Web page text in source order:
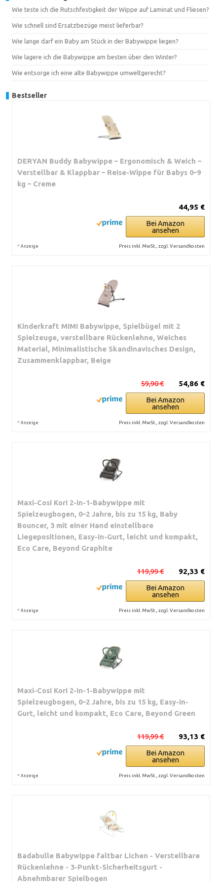
Wie teste ich die Rutschfestigkeit der Wippe auf Laminat und Fliesen?
Wie schnell sind Ersatzbezüge meist lieferbar?
Wie lange darf ein Baby am Stück in der Babywippe liegen?
Wie lagere ich die Babywippe am besten über den Winter?
Wie entsorge ich eine alte Babywippe umweltgerecht?
Bestseller
DERYAN Buddy Babywippe – Ergonomisch & Weich –
Verstellbar & Klappbar – Reise-Wippe für Babys 0–9
kg – Creme
44,95 €
Bei Amazon
ansehen
* Anzeige Preis inkl. MwSt., zzgl. Versandkosten
Kinderkraft MIMI Babywippe, Spielbügel mit 2
Spielzeuge, verstellbare Rückenlehne, Weiches
Material, Minimalistische Skandinavisches Design,
Zusammenklappbar, Beige
54,86 €
59,90 €
Bei Amazon
ansehen
* Anzeige Preis inkl. MwSt., zzgl. Versandkosten
Maxi-Cosi Kori 2-in-1-Babywippe mit
Spielzeugbogen, 0–2 Jahre, bis zu 15 kg, Baby
Bouncer, 3 mit einer Hand einstellbare
Liegepositionen, Easy-in-Gurt, leicht und kompakt,
Eco Care, Beyond Graphite
92,33 €
119,99 €
Bei Amazon
ansehen
* Anzeige Preis inkl. MwSt., zzgl. Versandkosten
Maxi-Cosi Kori 2-in-1-Babywippe mit
Spielzeugbogen, 0–2 Jahre, bis zu 15 kg, Easy-in-
Gurt, leicht und kompakt, Eco Care, Beyond Green
93,13 €
119,99 €
Bei Amazon
ansehen
* Anzeige Preis inkl. MwSt., zzgl. Versandkosten
Badabulle Babywippe faltbar Lichen - Verstellbare
Rückenlehne - 3-Punkt-Sicherheitsgurt -
Abnehmbarer Spielbogen